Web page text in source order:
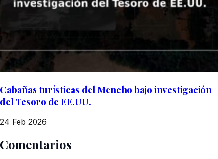
Cabañas turísticas del Mencho bajo investigación
del Tesoro de EE.UU.
24 Feb 2026
Comentarios